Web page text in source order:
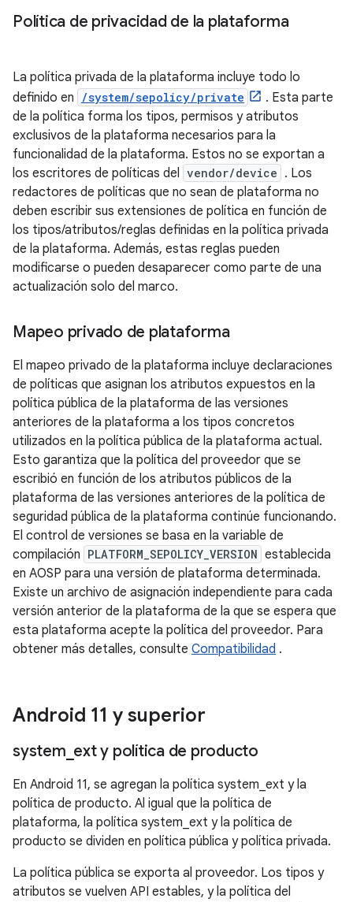
Política de privacidad de la plataforma
La política privada de la plataforma incluye todo lo
definido en
/system/sepolicy/private
. Esta parte
de la política forma los tipos, permisos y atributos
exclusivos de la plataforma necesarios para la
funcionalidad de la plataforma. Estos no se exportan a
los escritores de políticas del vendor/device . Los
redactores de políticas que no sean de plataforma no
deben escribir sus extensiones de política en función de
los tipos/atributos/reglas definidas en la política privada
de la plataforma. Además, estas reglas pueden
modificarse o pueden desaparecer como parte de una
actualización solo del marco.
Mapeo privado de plataforma
El mapeo privado de la plataforma incluye declaraciones
de políticas que asignan los atributos expuestos en la
política pública de la plataforma de las versiones
anteriores de la plataforma a los tipos concretos
utilizados en la política pública de la plataforma actual.
Esto garantiza que la política del proveedor que se
escribió en función de los atributos públicos de la
plataforma de las versiones anteriores de la política de
seguridad pública de la plataforma continúe funcionando.
El control de versiones se basa en la variable de
compilación PLATFORM_SEPOLICY_VERSION establecida
en AOSP para una versión de plataforma determinada.
Existe un archivo de asignación independiente para cada
versión anterior de la plataforma de la que se espera que
esta plataforma acepte la política del proveedor. Para
obtener más detalles, consulte Compatibilidad .
Android 11 y superior
system ext y política de producto
En Android 11, se agregan la política system_ext y la
política de producto. Al igual que la política de
plataforma, la política system_ext y la política de
producto se dividen en política pública y política privada.
La política pública se exporta al proveedor. Los tipos y
atributos se vuelven API estables, y la política del